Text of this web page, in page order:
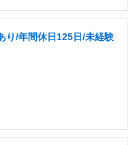
り/年間休日125日/未経験